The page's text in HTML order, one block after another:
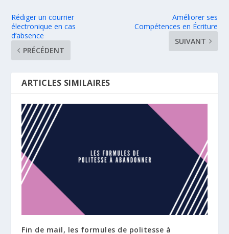
Rédiger un courrier
électronique en cas
d’absence
PRÉCÉDENT
Améliorer ses
Compétences en Écriture
SUIVANT
ARTICLES SIMILAIRES
Fin de mail, les formules de politesse à